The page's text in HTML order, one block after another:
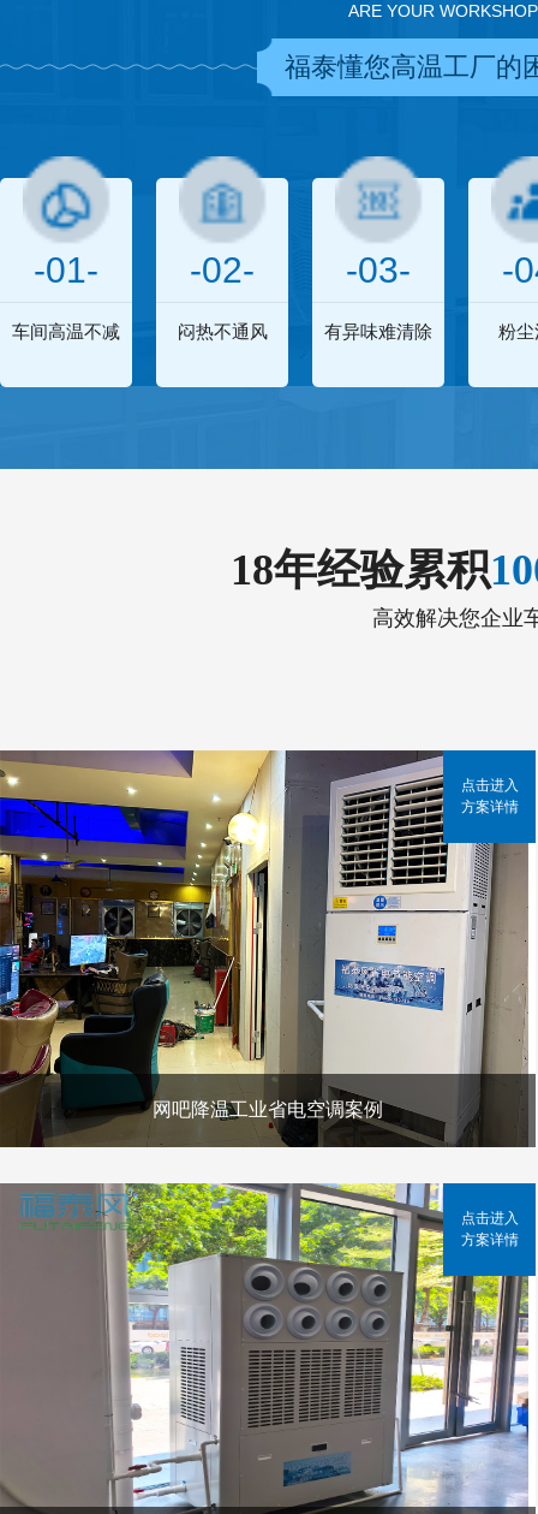
ARE YOUR
福泰懂您高温工厂的
-01-
车间高温不减
-02-
闷热不通风
-03-
有异味难清除
-
粉尘
18年经验累积
高效解决您企业
网吧降温工业省电空调案例
点击进入
方案详情
点击进入
方案详情